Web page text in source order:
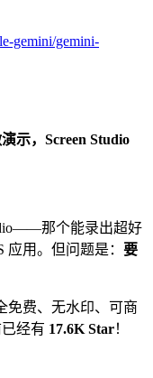
gemini/gemini-
示，Screen Studio
那个能录出超好
用。但问题是： 要
免费、无水印、可商
经有 17.6K Star！